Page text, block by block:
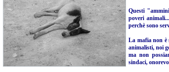
Questi
poveri
perchè sono
La mafia non è
animalisti, noi
ma non
sindaci,